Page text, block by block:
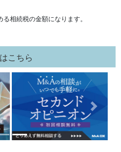
相続税の金額になります。
こちら
Next